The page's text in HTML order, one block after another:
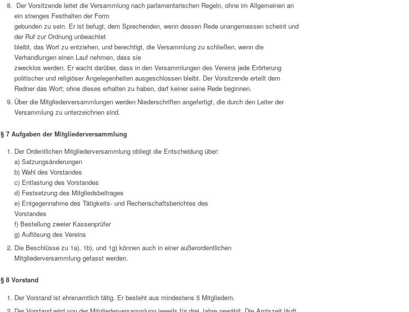
Der Vorsitzende leitet die Versammlung nach parlamentarischen Regeln, ohne im Allgemeinen an
ein strenges Festhalten der Form
gebunden zu sein. Er ist befugt, dem Sprechenden, wenn dessen Rede unangemessen scheint und
der Ruf zur Ordnung unbeachtet
bleibt, das Wort zu entziehen, und berechtigt, die Versammlung zu schließen, wenn die
Verhandlungen einen Lauf nehmen, dass sie
zwecklos werden. Er wacht darüber, dass in den Versammlungen des Vereins jede Erörterung
politischer und religiöser Angelegenheiten ausgeschlossen bleibt. Der Vorsitzende erteilt dem
Redner das Wort; ohne dieses erhalten zu haben, darf keiner seine Rede beginnen.
Über die Mitgliederversammlungen werden Niederschriften angefertigt, die durch den Leiter der
Versammlung zu unterzeichnen sind.
§ 7 Aufgaben der Mitgliederversammlung
Der Ordentlichen Mitgliederversammlung obliegt die Entscheidung über:
a) Satzungsänderungen
b) Wahl des Vorstandes
c) Entlastung des Vorstandes
d) Festsetzung des Mitgliedsbeitrages
e) Entgegennahme des Tätigkeits- und Rechenschaftsberichtes des
Vorstandes
f) Bestellung zweier Kassenprüfer
g) Auflösung des Vereins
Die Beschlüsse zu 1a), 1b), und 1g) können auch in einer außerordentlichen
Mitgliederversammlung gefasst werden.
§ 8 Vorstand
Der Vorstand ist ehrenamtlich tätig. Er besteht aus mindestens 5 Mitgliedern.